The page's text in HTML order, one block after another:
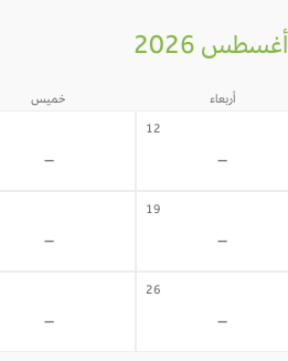
أغسطس 2026
أربعاء خميس
12
-
-
19
-
-
26
-
-